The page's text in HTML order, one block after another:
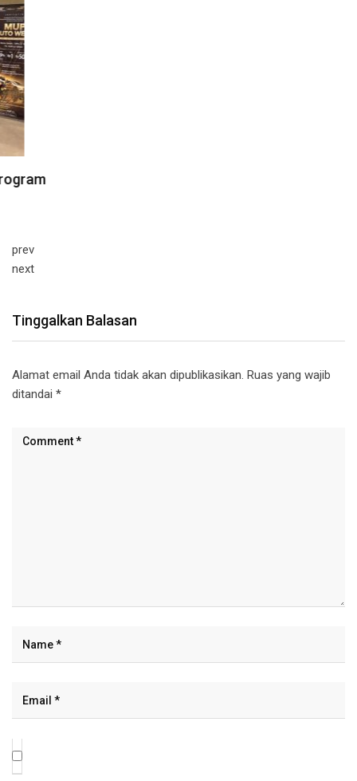
prev
next
Tinggalkan Balasan
Alamat email Anda tidak akan dipublikasikan. Ruas yang wajib
ditandai *